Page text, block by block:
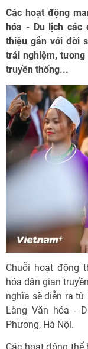
Các hoạt động
hóa - Du lịch các
thiệu gắn với đời
trải nghiệm,
truyền thống...
Chuỗi hoạt động
hóa dân gian
nghĩa sẽ diễn ra
Làng Văn hóa -
Phương, Hà Nội.